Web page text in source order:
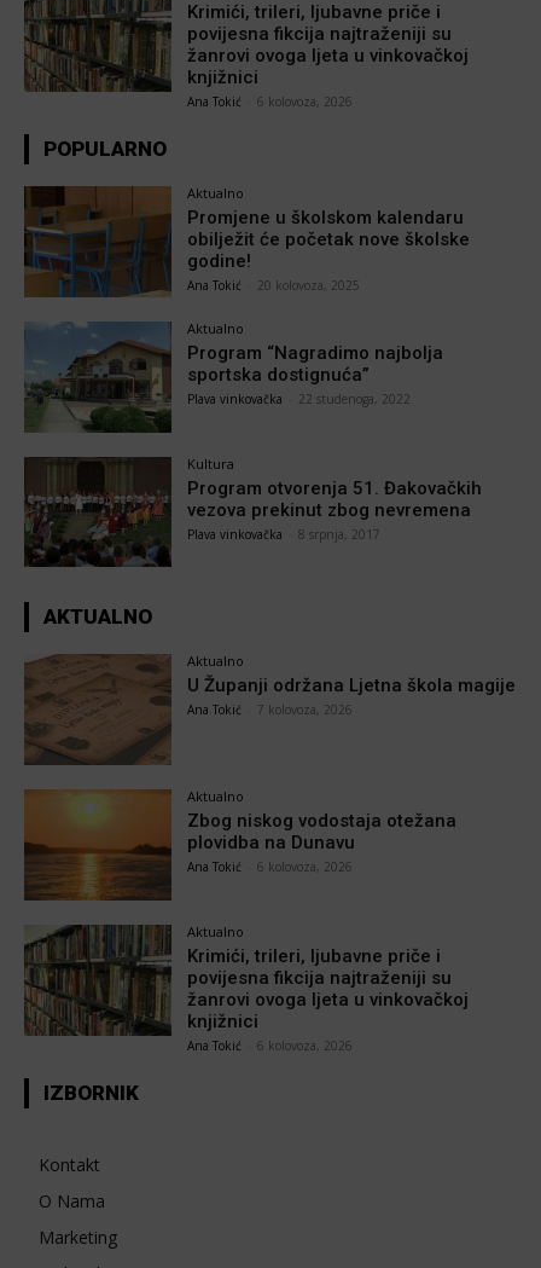
Krimići, trileri, ljubavne priče i
povijesna fikcija najtraženiji su
žanrovi ovoga ljeta u vinkovačkoj
knjižnici
Ana Tokić 6 kolovoza, 2026
POPULARNO
Aktualno
Promjene u školskom kalendaru
obilježit će početak nove školske
godine!
Ana Tokić 20 kolovoza, 2025
Aktualno
Program “Nagradimo najbolja
sportska dostignuća”
Plava vinkovačka 22 studenoga, 2022
Kultura
Program otvorenja 51. Đakovačkih
vezova prekinut zbog nevremena
Plava vinkovačka 8 srpnja, 2017
AKTUALNO
Aktualno
U Županji održana Ljetna škola magije
Ana Tokić 7 kolovoza, 2026
Aktualno
Zbog niskog vodostaja otežana
plovidba na Dunavu
Ana Tokić 6 kolovoza, 2026
Aktualno
Krimići, trileri, ljubavne priče i
povijesna fikcija najtraženiji su
žanrovi ovoga ljeta u vinkovačkoj
knjižnici
Ana Tokić 6 kolovoza, 2026
IZBORNIK
Kontakt
O Nama
Marketing